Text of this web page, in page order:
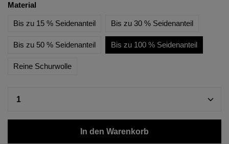
Material
Bis zu 15 % Seidenanteil Bis zu 30 % Seidenanteil
Bis zu 50 % Seidenanteil Bis zu 100 % Seidenanteil
Reine Schurwolle
In den Warenkorb